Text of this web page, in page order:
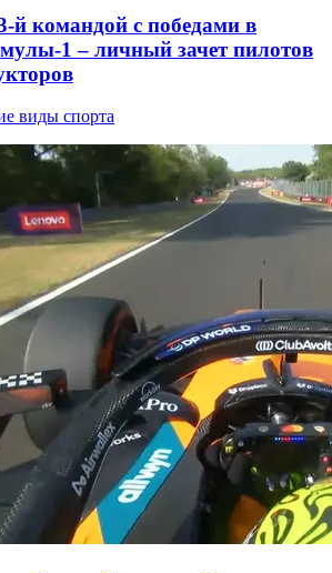
й командой с победами в
1 – личный зачет пилотов
виды спорта